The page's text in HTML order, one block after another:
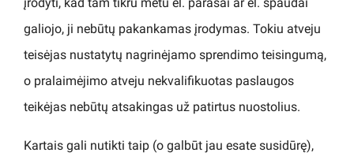
galiojo, ji nebūtų pakankamas įrodymas. Tokiu atveju
teisėjas nustatytų nagrinėjamo sprendimo teisingumą,
o pralaimėjimo atveju nekvalifikuotas paslaugos
teikėjas nebūtų atsakingas už patirtus nuostolius.
Kartais gali nutikti taip (o galbūt jau esate susidūrę),